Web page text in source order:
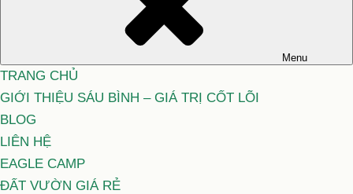
Menu
TRANG CHỦ
GIỚI THIỆU SÁU BÌNH – GIÁ TRỊ CỐT LÕI
BLOG
LIÊN HỆ
EAGLE CAMP
ĐẤT VƯỜN GIÁ RẺ